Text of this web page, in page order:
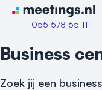
Naar home van
055 578 65 11
Business
Zoek jij een